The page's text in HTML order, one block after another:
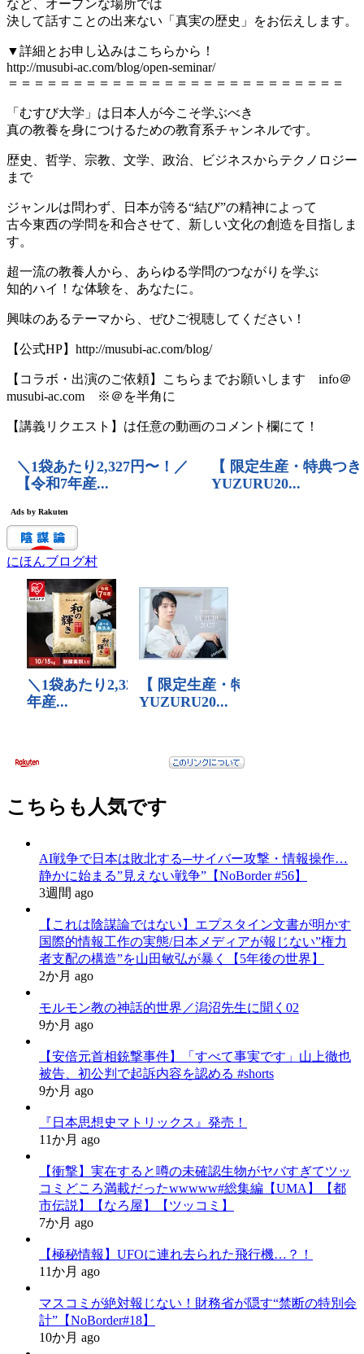
など、オープンな場所では
決して話すことの出来ない「真実の歴史」をお伝えします。
▼詳細とお申し込みはこちらから！
http://musubi-ac.com/blog/open-seminar/
＝＝＝＝＝＝＝＝＝＝＝＝＝＝＝＝＝＝＝＝＝＝＝＝＝＝
「むすび大学」は日本人が今こそ学ぶべき
真の教養を身につけるための教育系チャンネルです。
歴史、哲学、宗教、文学、政治、ビジネスからテクノロジー
まで
ジャンルは問わず、日本が誇る“結び”の精神によって
古今東西の学問を和合させて、新しい文化の創造を目指しま
す。
超一流の教養人から、あらゆる学問のつながりを学ぶ
知的ハイ！な体験を、あなたに。
興味のあるテーマから、ぜひご視聴してください！
【公式HP】http://musubi-ac.com/blog/
【コラボ・出演のご依頼】こちらまでお願いします info＠
musubi-ac.com ※＠を半角に
【講義リクエスト】は任意の動画のコメント欄にて！
にほんブログ村
こちらも人気です
AI戦争で日本は敗北する─サイバー攻撃・情報操作…
静かに始まる”見えない戦争”【NoBorder #56】
3週間 ago
【これは陰謀論ではない】エプスタイン文書が明かす
国際的情報工作の実態/日本メディアが報じない”権力
者支配の構造”を山田敏弘が暴く【5年後の世界】
2か月 ago
モルモン教の神話的世界／潟沼先生に聞く02
9か月 ago
【安倍元首相銃撃事件】「すべて事実です」山上徹也
被告、初公判で起訴内容を認める #shorts
9か月 ago
『日本思想史マトリックス』発売！
11か月 ago
【衝撃】実在すると噂の未確認生物がヤバすぎてツッ
コミどころ満載だったwwwww#総集編【UMA】【都
市伝説】【なろ屋】【ツッコミ】
7か月 ago
【極秘情報】UFOに連れ去られた飛行機…？！
11か月 ago
マスコミが絶対報じない！財務省が隠す“禁断の特別会
計”【NoBorder#18】
10か月 ago